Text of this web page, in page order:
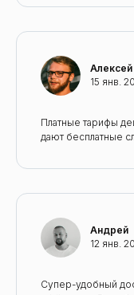
Алексей
15 янв.
Платные тарифы
дают бесплатные
Андрей
12 янв.
Супер-удобный